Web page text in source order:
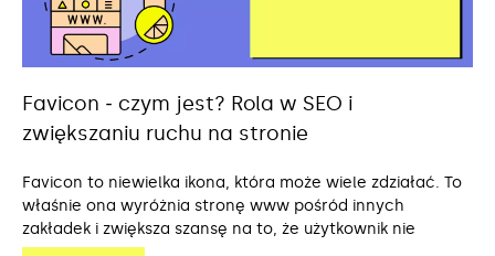
Favicon ‒ czym jest? Rola w SEO i
zwiększaniu ruchu na stronie
Favicon to niewielka ikona, która może wiele zdziałać. To
właśnie ona wyróżnia stronę www pośród innych
zakładek i zwiększa szansę na to, że użytkownik nie